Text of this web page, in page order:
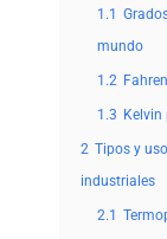
1.1
mundo
1.2
1.3 Kelvin
2 Tipos y
industriales
2.1